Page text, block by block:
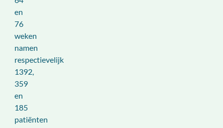
en
76
weken
namen
respectievelijk
1392,
359
en
185
patiënten